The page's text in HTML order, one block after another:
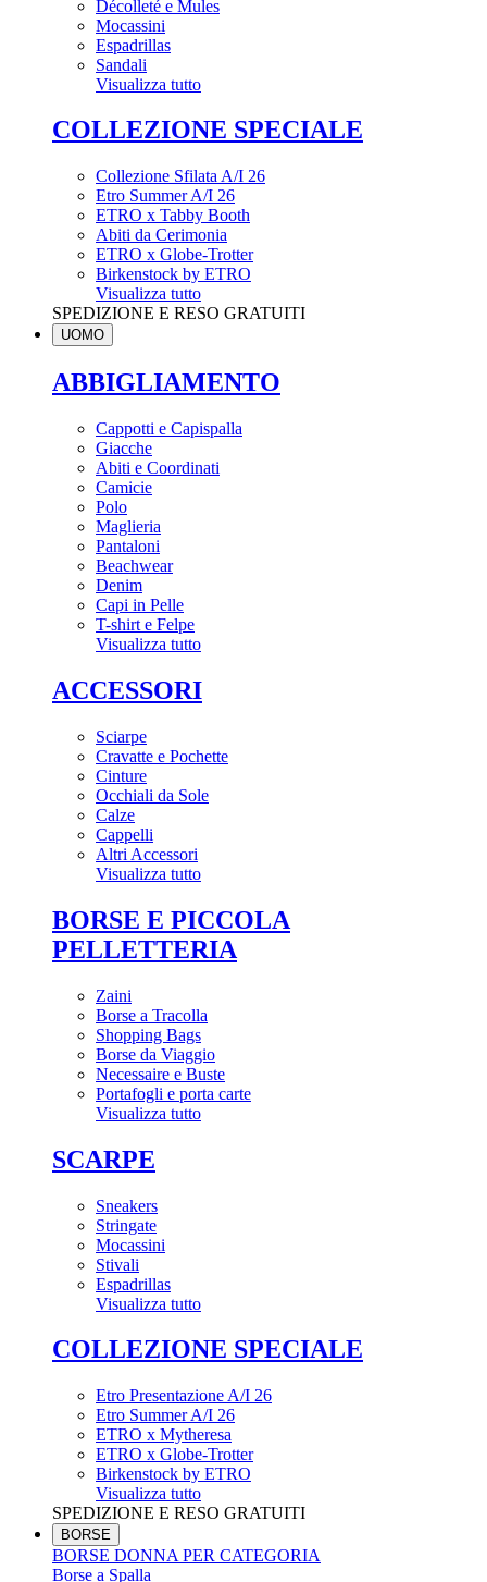
Décolleté e Mules
Mocassini
Espadrillas
Sandali
Visualizza tutto
COLLEZIONE SPECIALE
Collezione Sfilata A/I 26
Etro Summer A/I 26
ETRO x Tabby Booth
Abiti da Cerimonia
ETRO x Globe-Trotter
Birkenstock by ETRO
Visualizza tutto
SPEDIZIONE E RESO GRATUITI
UOMO
ABBIGLIAMENTO
Cappotti e Capispalla
Giacche
Abiti e Coordinati
Camicie
Polo
Maglieria
Pantaloni
Beachwear
Denim
Capi in Pelle
T-shirt e Felpe
Visualizza tutto
ACCESSORI
Sciarpe
Cravatte e Pochette
Cinture
Occhiali da Sole
Calze
Cappelli
Altri Accessori
Visualizza tutto
BORSE E PICCOLA
PELLETTERIA
Zaini
Borse a Tracolla
Shopping Bags
Borse da Viaggio
Necessaire e Buste
Portafogli e porta carte
Visualizza tutto
SCARPE
Sneakers
Stringate
Mocassini
Stivali
Espadrillas
Visualizza tutto
COLLEZIONE SPECIALE
Etro Presentazione A/I 26
Etro Summer A/I 26
ETRO x Mytheresa
ETRO x Globe-Trotter
Birkenstock by ETRO
Visualizza tutto
SPEDIZIONE E RESO GRATUITI
BORSE
BORSE DONNA PER CATEGORIA
Borse a Spalla